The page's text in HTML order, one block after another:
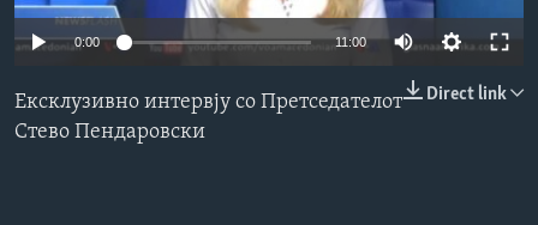
ИНТЕРВЈУА
Јазици
0:00 11:00
Direct link
Ексклузивно интервју со Претседателот
Стево Пендаровски